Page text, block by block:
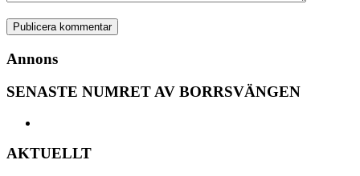
Annons
SENASTE NUMRET AV BORRSVÄNGEN
AKTUELLT